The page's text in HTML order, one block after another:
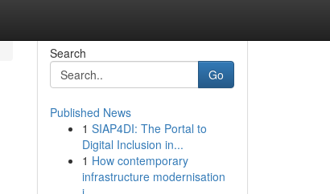
Search
Go
Published News
1 SIAP4DI: The Portal to
Digital Inclusion in...
1 How contemporary
infrastructure modernisation